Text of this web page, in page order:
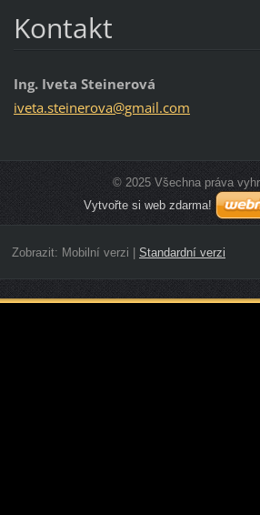
Kontakt
Ing. Iveta Steinerová
iveta.steinerova@gmail.com
© 2025 Všechna práva
Vytvořte si web zdarma!
Zobrazit: Mobilní verzi Standardní verzi